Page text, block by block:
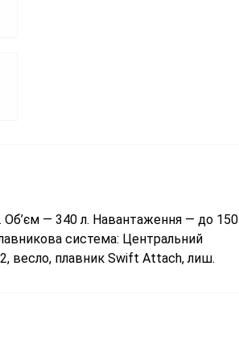
Об’єм — 340 л. Навантаження — до 150
система: Центральний
весло, плавник Swift Attach, лиш.